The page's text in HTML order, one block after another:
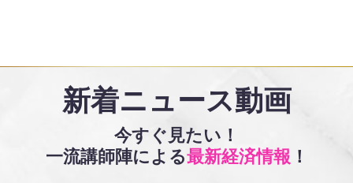
新着ニュース動画
今すぐ見たい！
一流講師陣による最新経済情報 ！